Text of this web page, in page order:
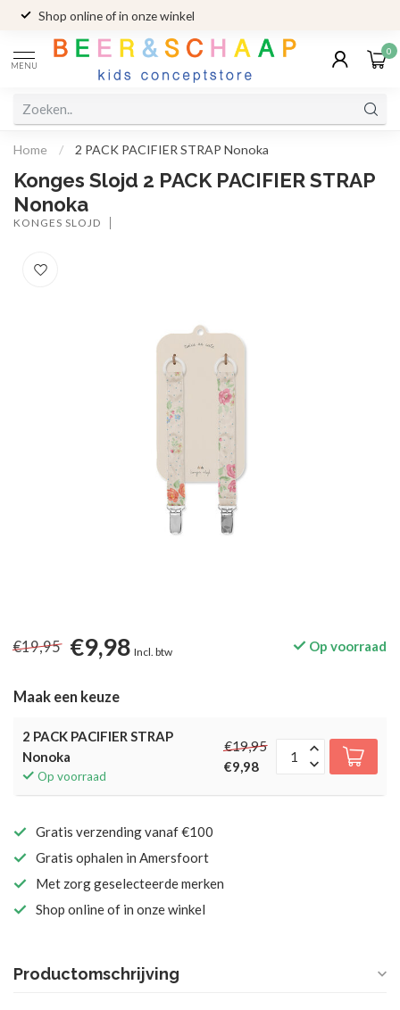
Shop online of in onze winkel
MENU
0
Home / 2 PACK PACIFIER STRAP Nonoka
Konges Slojd 2 PACK PACIFIER STRAP
Nonoka
KONGES SLOJD
€19,95 €9,98 Incl. btw Op voorraad
Maak een keuze
2 PACK PACIFIER STRAP
Nonoka
Op voorraad
€19,95
€9,98
Gratis verzending vanaf €100
Gratis ophalen in Amersfoort
Met zorg geselecteerde merken
Shop online of in onze winkel
Productomschrijving